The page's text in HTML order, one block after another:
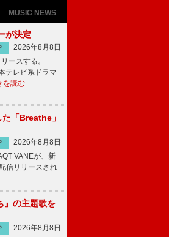
MUSIC NEWS
が決定
2026年8月8日
リースする。
テレビ系ドラマ
を読む
「Breathe」
2026年8月8日
VANEが、新
信リリースされ
』の主題歌を
2026年8月8日